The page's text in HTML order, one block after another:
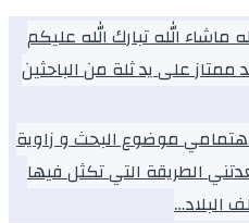
ماشاء الله تبارك الله عليكم
على يد ثلة من الباحثين
موضوع البحث و زاوية
الطريقة التي تكثل فيها
البلاد…